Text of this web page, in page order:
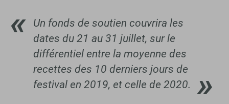
Un fonds de soutien couvrira les
dates du 21 au 31 juillet, sur le
différentiel entre la moyenne des
recettes des 10 derniers jours de
festival en 2019, et celle de 2020.